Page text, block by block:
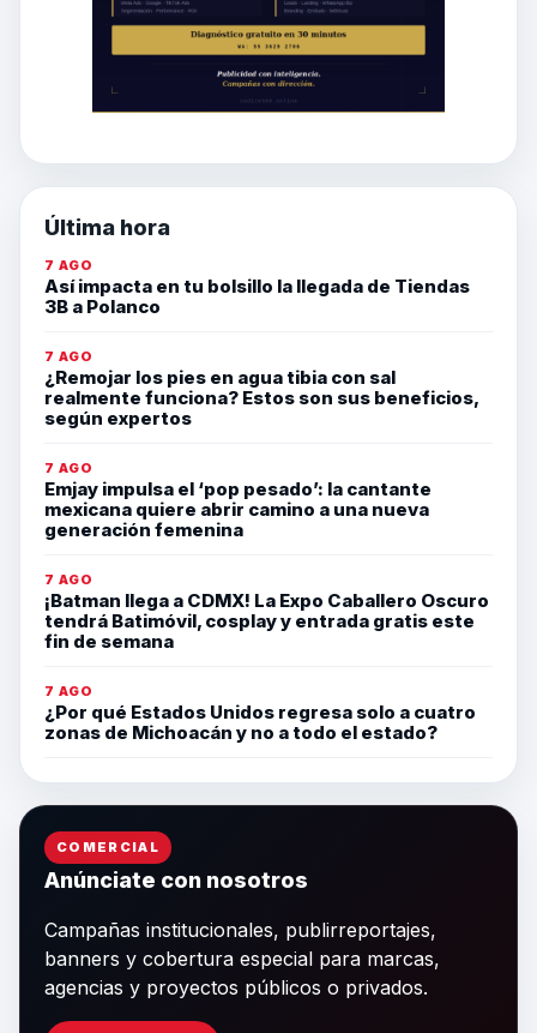
Última hora
7 AGO
Así impacta en tu bolsillo la llegada de Tiendas
3B a Polanco
7 AGO
¿Remojar los pies en agua tibia con sal
realmente funciona? Estos son sus beneficios,
según expertos
7 AGO
Emjay impulsa el ‘pop pesado’: la cantante
mexicana quiere abrir camino a una nueva
generación femenina
7 AGO
¡Batman llega a CDMX! La Expo Caballero Oscuro
tendrá Batimóvil, cosplay y entrada gratis este
fin de semana
7 AGO
¿Por qué Estados Unidos regresa solo a cuatro
zonas de Michoacán y no a todo el estado?
COMERCIAL
Anúnciate con nosotros
Campañas institucionales, publirreportajes,
banners y cobertura especial para marcas,
agencias y proyectos públicos o privados.